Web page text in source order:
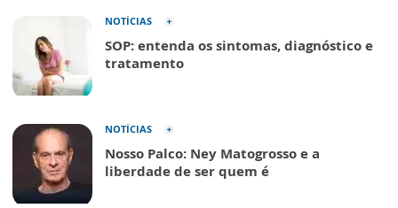
NOTÍCIAS
SOP: entenda os sintomas, diagnóstico e
tratamento
NOTÍCIAS
Nosso Palco: Ney Matogrosso e a
liberdade de ser quem é